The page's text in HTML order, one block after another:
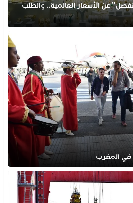
عن الأسعار العالمية.. والطلب
في المغرب